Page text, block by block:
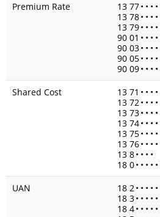
Premium Rate
13 77• • • •
13 78• • • •
13 79• • • •
90 01 • • • •
90 03• • • •
90 05• • • •
90 09• • • •
Shared Cost
13 71 • • • •
13 72• • • •
13 73• • • •
13 74• • • •
13 75• • • •
13 76• • • •
13 8• • • •
18 0• • • • •
UAN
18 2• • • • •
18 3• • • • •
18 4• • • • •